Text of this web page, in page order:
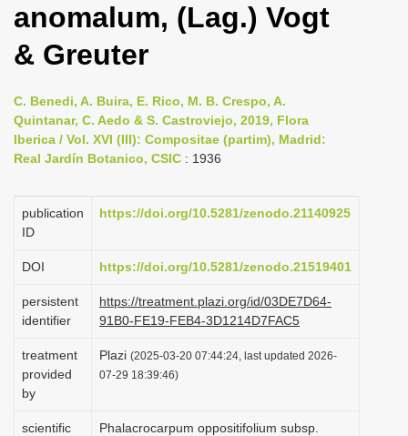
n
i
g
a
i
anomalum, (Lag.) Vogt
& Greuter
C. Benedi, A. Buira, E. Rico, M. B. Crespo, A.
Quintanar, C. Aedo & S. Castroviejo, 2019, Flora
Iberica / Vol. XVI (III): Compositae (partim), Madrid:
Real Jardín Botanico, CSIC : 1936
publication
ID
https://doi.org/10.5281/zenodo.21140925
DOI https://doi.org/10.5281/zenodo.21519401
persistent
identifier
https://treatment.plazi.org/id/03DE7D64-
91B0-FE19-FEB4-3D1214D7FAC5
treatment
provided
by
Plazi (2025-03-20 07:44:24, last updated 2026-
07-29 18:39:46)
scientific
Phalacrocarpum oppositifolium subsp.